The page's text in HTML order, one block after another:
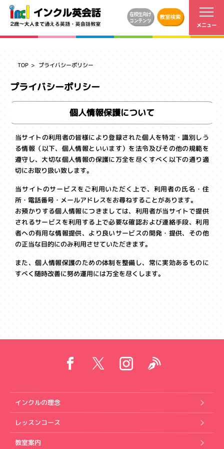
TOP プライバシーポリシー
プライバシーポリシー
個人情報保護について
当サイトの利用者の皆様により登録された個人を特定・識別しう
る情報（以下、個人情報といいます）を法令及びその他の規範を
遵守し、大切な個人情報の保護に万全を尽くすべく以下の通り適
切にお取り扱い致します。
当サイトのサービスをご利用いただく上で、利用者の氏名・住
所・電話番号・メールアドレスをお尋ねすることがあります。
お預かりする個人情報につきましては、利用者が当サイトで提供
されるサービスを利用する上で必要な確認および連絡手段、利用
者への有用な情報提供、より良いサービスの開発・提供、その他
の正当な目的にのみ利用させていただきます。
また、個人情報保護のための体制を整備し、常に実効あるものに
すべく随時改善に努め運用には万全を尽くします。
インクルの理念
レッスンコース
教室案内